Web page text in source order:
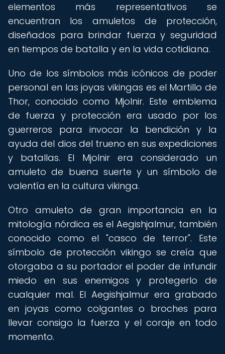
elementos más representativos se
encuentran los amuletos de protección,
diseñados para brindar fuerza y seguridad
en tiempos de batalla y en la vida cotidiana.
Uno de los símbolos más icónicos de poder
personal en las joyas vikingas es el Martillo de
Thor, conocido como Mjolnir. Este emblema
de fuerza y protección era usado por los
guerreros para invocar la bendición y la
ayuda del dios del trueno en sus expediciones
y batallas. El Mjolnir era considerado un
amuleto de buena suerte y un símbolo de
valentía en la cultura vikinga.
Otro amuleto de gran importancia en la
mitología nórdica es el Aegishjalmur, también
conocido como el "casco de terror". Este
símbolo de protección vikingo se creía que
otorgaba a su portador el poder de infundir
miedo en sus enemigos y protegerlo de
cualquier mal. El Aegishjalmur era grabado
en joyas como colgantes o broches para
llevar consigo la fuerza y el coraje en todo
momento.